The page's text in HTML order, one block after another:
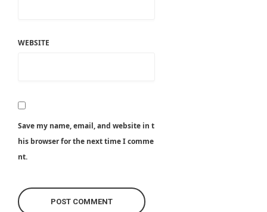
WEBSITE
Save my name, email, and website in t
his browser for the next time I comme
nt.